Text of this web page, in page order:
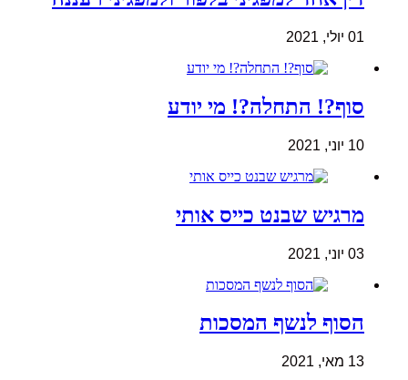
01 יולי, 2021
סוף?! התחלה?! מי יודע
10 יוני, 2021
מרגיש שבנט כייס אותי
03 יוני, 2021
הסוף לנשף המסכות
13 מאי, 2021